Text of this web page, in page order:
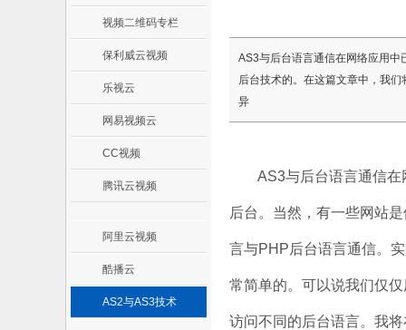
个人网站
为个人网站、博客论坛，添加视频
工
工作
年会
视频二维码专栏
保利威云视频
乐视云
网易视频云
CC视频
腾讯云视频
阿里云视频
酷播云
AS2与AS3技术
AS3与后台语言通信在网络应用
后台技术的。在这篇文章中，我
异
AS3与后台语言通信在
后台。当然，有一些网站
言与PHP后台语言通信。
常简单的。可以说我们仅
访问不同的后台语言。我